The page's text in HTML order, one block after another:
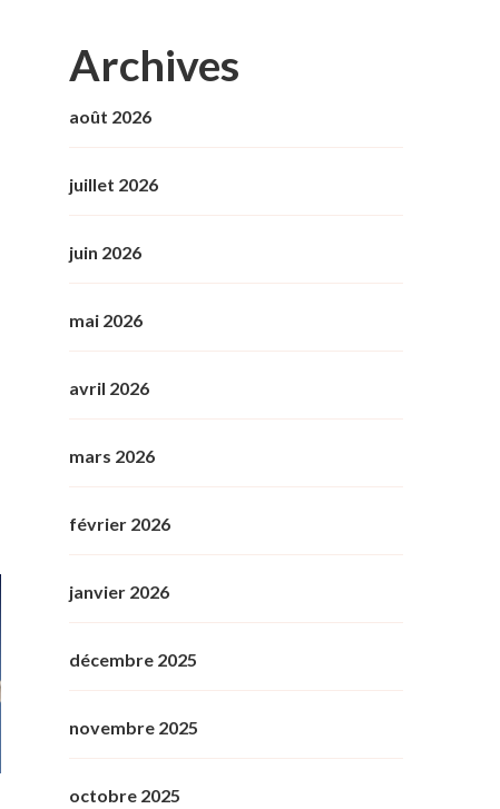
Archives
août 2026
juillet 2026
juin 2026
mai 2026
avril 2026
mars 2026
février 2026
janvier 2026
décembre 2025
novembre 2025
octobre 2025